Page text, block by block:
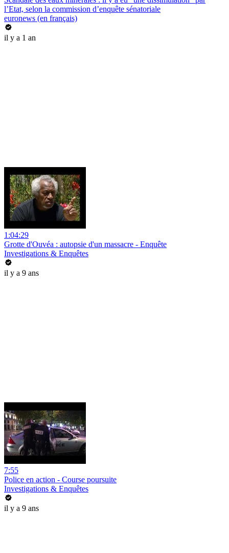
l’Etat, selon la commission d’enquête sénatoriale
euronews (en français)
il y a 1 an
1:04:29
Grotte d'Ouvéa : autopsie d'un massacre - Enquête
Investigations & Enquêtes
il y a 9 ans
7:55
Police en action - Course poursuite
Investigations & Enquêtes
il y a 9 ans